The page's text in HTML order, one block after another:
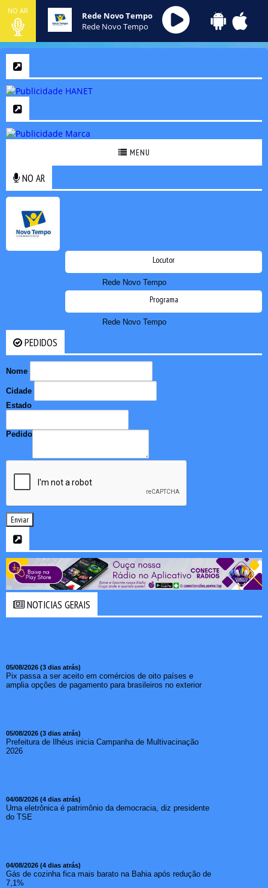
NO AR
Rede Novo Tempo
Rede Novo Tempo
MENU
NO AR
Locutor
Rede Novo Tempo
Programa
Rede Novo Tempo
PEDIDOS
Nome
Cidade
Estado
Pedido
Enviar
NOTICIAS GERAIS
05/08/2026 (3 dias atrás)
Pix passa a ser aceito em comércios de oito países e
amplia opções de pagamento para brasileiros no exterior
05/08/2026 (3 dias atrás)
Prefeitura de Ilhéus inicia Campanha de Multivacinação
2026
04/08/2026 (4 dias atrás)
Urna eletrônica é patrimônio da democracia, diz presidente
do TSE
04/08/2026 (4 dias atrás)
Gás de cozinha fica mais barato na Bahia após redução de
7,1%